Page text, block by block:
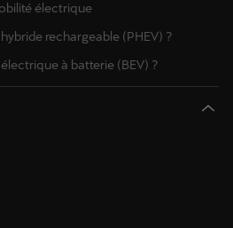
électrique
rechargeable (PHEV) ?
à batterie (BEV) ?